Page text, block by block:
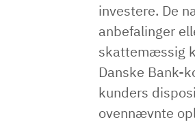
investere. De
anbefalinger
skattemæssig
Danske Bank-
kunders
ovennævnte